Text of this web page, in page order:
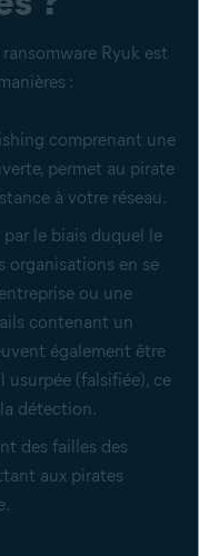
Ryuk est
:
comprenant une
permet au pirate
à votre réseau.
, par le biais duquel le
organisations en se
ou une
contenant un
également être
usurpée (falsifiée), ce
détection.
des failles des
aux pirates